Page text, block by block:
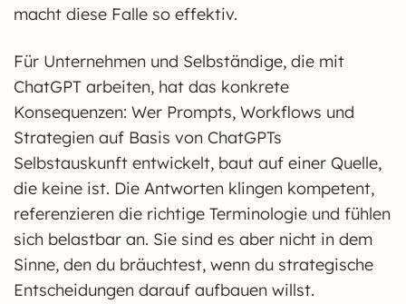
macht diese Falle so effektiv.
Für Unternehmen und Selbständige, die mit
ChatGPT arbeiten, hat das konkrete
Konsequenzen: Wer Prompts, Workflows und
Strategien auf Basis von ChatGPTs
Selbstauskunft entwickelt, baut auf einer Quelle,
die keine ist. Die Antworten klingen kompetent,
referenzieren die richtige Terminologie und fühlen
sich belastbar an. Sie sind es aber nicht in dem
Sinne, den du bräuchtest, wenn du strategische
Entscheidungen darauf aufbauen willst.